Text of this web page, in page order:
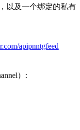
以及一个绑定的私有
apipnntgfeed
）: